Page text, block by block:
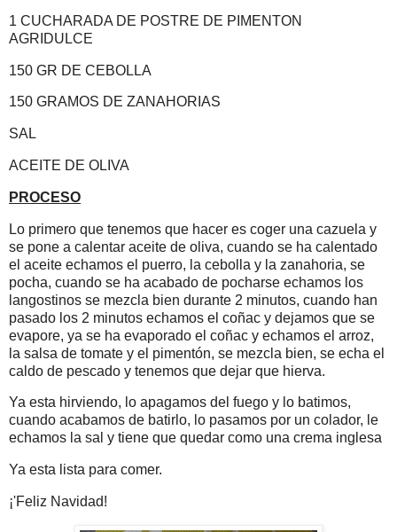
1 CUCHARADA DE POSTRE DE PIMENTON
AGRIDULCE
150 GR DE CEBOLLA
150 GRAMOS DE ZANAHORIAS
SAL
ACEITE DE OLIVA
PROCESO
Lo primero que tenemos que hacer es coger una cazuela y
se pone a calentar aceite de oliva, cuando se ha calentado
el aceite echamos el puerro, la cebolla y la zanahoria, se
pocha, cuando se ha acabado de pocharse echamos los
langostinos se mezcla bien durante 2 minutos, cuando han
pasado los 2 minutos echamos el coñac y dejamos que se
evapore, ya se ha evaporado el coñac y echamos el arroz,
la salsa de tomate y el pimentón, se mezcla bien, se echa el
caldo de pescado y tenemos que dejar que hierva.
Ya esta hirviendo, lo apagamos del fuego y lo batimos,
cuando acabamos de batirlo, lo pasamos por un colador, le
echamos la sal y tiene que quedar como una crema inglesa
Ya esta lista para comer.
¡'Feliz Navidad!